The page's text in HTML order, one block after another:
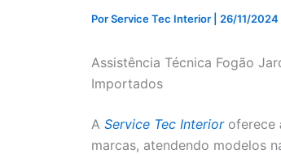
PorService Tec Interior 26/11/2024
Assistência Técnica Fogão
Importados
A Service Tec Interioroferece
marcas, atendendo modelos